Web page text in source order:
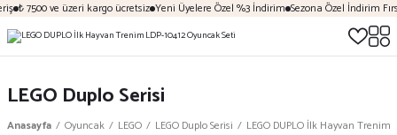
₺ 7500 ve üzeri kargo ücretsiz Yeni Üyelere Özel %3 İndirim Sezona Özel İndirim
LEGO Duplo Serisi
Anasayfa Oyuncak LEGO LEGO Duplo Serisi LEGO DUPLO İlk Hayvan Trenim